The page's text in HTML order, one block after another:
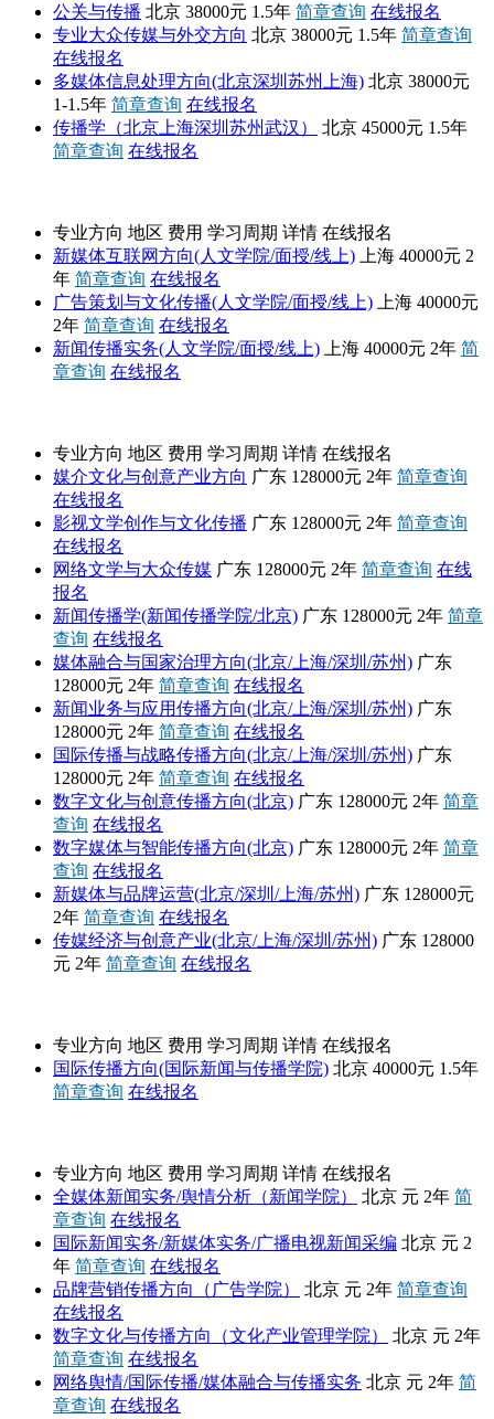
公关与传播 北京 38000元 1.5年 简章查询 在线报名
专业大众传媒与外交方向 北京 38000元 1.5年 简章查询
在线报名
多媒体信息处理方向(北京深圳苏州上海) 北京 38000元
1-1.5年 简章查询 在线报名
传播学（北京上海深圳苏州武汉）
北京 45000元 1.5年
简章查询 在线报名
专业方向 地区 费用 学习周期 详情 在线报名
新媒体互联网方向(人文学院/面授/线上)
上海 40000元 2
年 简章查询 在线报名
广告策划与文化传播(人文学院/面授/线上)
上海 40000元
2年 简章查询 在线报名
新闻传播实务(人文学院/面授/线上)
上海 40000元 2年 简
章查询 在线报名
专业方向 地区 费用 学习周期 详情 在线报名
媒介文化与创意产业方向 广东 128000元 2年 简章查询
在线报名
影视文学创作与文化传播 广东 128000元 2年 简章查询
在线报名
网络文学与大众传媒 广东 128000元 2年 简章查询 在线
报名
新闻传播学(新闻传播学院/北京) 广东 128000元 2年 简章
查询 在线报名
媒体融合与国家治理方向(北京/上海/深圳/苏州) 广东
128000元 2年 简章查询 在线报名
新闻业务与应用传播方向(北京/上海/深圳/苏州) 广东
128000元 2年 简章查询 在线报名
国际传播与战略传播方向(北京/上海/深圳/苏州) 广东
128000元 2年 简章查询 在线报名
数字文化与创意传播方向(北京) 广东 128000元 2年 简章
查询 在线报名
数字媒体与智能传播方向(北京) 广东 128000元 2年 简章
查询 在线报名
新媒体与品牌运营(北京/深圳/上海/苏州) 广东 128000元
2年 简章查询 在线报名
传媒经济与创意产业(北京/上海/深圳/苏州) 广东 128000
元 2年 简章查询 在线报名
专业方向 地区 费用 学习周期 详情 在线报名
国际传播方向(国际新闻与传播学院) 北京 40000元 1.5年
简章查询 在线报名
专业方向 地区 费用 学习周期 详情 在线报名
全媒体新闻实务/舆情分析（新闻学院）
北京 元 2年 简
章查询 在线报名
国际新闻实务/新媒体实务/广播电视新闻采编 北京 元 2
年 简章查询 在线报名
品牌营销传播方向（广告学院）
北京 元 2年 简章查询
在线报名
数字文化与传播方向（文化产业管理学院）
北京 元 2年
简章查询 在线报名
网络舆情/国际传播/媒体融合与传播实务 北京 元 2年 简
章查询 在线报名